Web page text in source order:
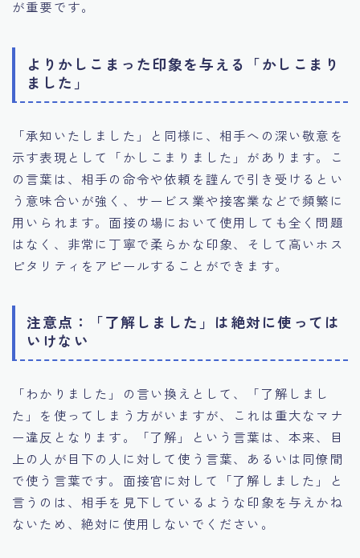
が重要です。
よりかしこまった印象を与える「かしこまり
ました」
「承知いたしました」と同様に、相手への深い敬意を
示す表現として「かしこまりました」があります。こ
の言葉は、相手の命令や依頼を謹んで引き受けるとい
う意味合いが強く、サービス業や接客業などで頻繁に
用いられます。面接の場において使用しても全く問題
はなく、非常に丁寧で柔らかな印象、そして高いホス
ピタリティをアピールすることができます。
注意点：「了解しました」は絶対に使っては
いけない
「わかりました」の言い換えとして、「了解しまし
た」を使ってしまう方がいますが、これは重大なマナ
ー違反となります。「了解」という言葉は、本来、目
上の人が目下の人に対して使う言葉、あるいは同僚間
で使う言葉です。面接官に対して「了解しました」と
言うのは、相手を見下しているような印象を与えかね
ないため、絶対に使用しないでください。